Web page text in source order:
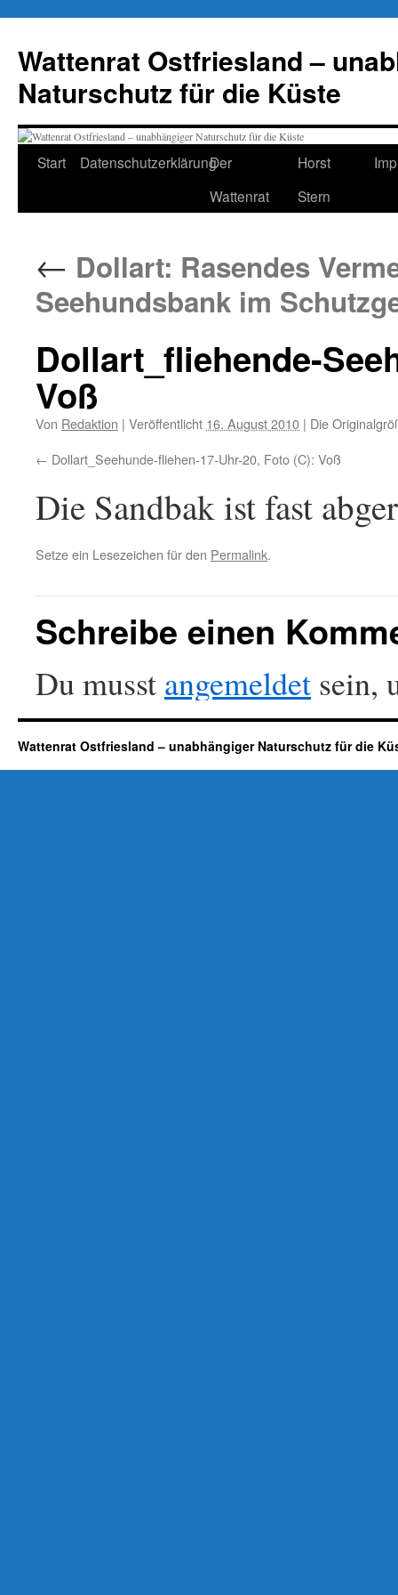
springen
Wattenrat Ostfriesland –
Naturschutz für die Küste
Start DatenschutzerklärungDer
Wattenrat
Horst
Stern
← Dollart: Rasendes
Seehundsbank im
Dollart_fliehende-
Voß
Von Redaktion | Veröffentlicht 16. August 2010 | Die
Dollart_Seehunde-fliehen-17-Uhr-20, Foto (C): Voß
Die Sandbak ist fast
Setze ein Lesezeichen für den Permalink.
Schreibe einen
Du musst angemeldet sein,
Wattenrat Ostfriesland – unabhängiger Naturschutz für die